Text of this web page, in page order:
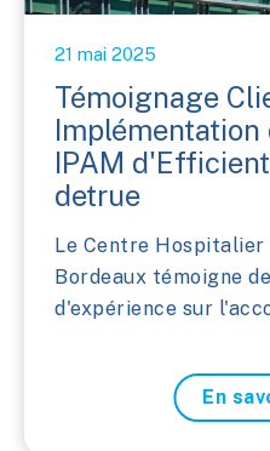
21 mai 2025
Témoignage
IPAM
detrue
Le Centre
Bordeaux témoigne
d'expérience sur
En